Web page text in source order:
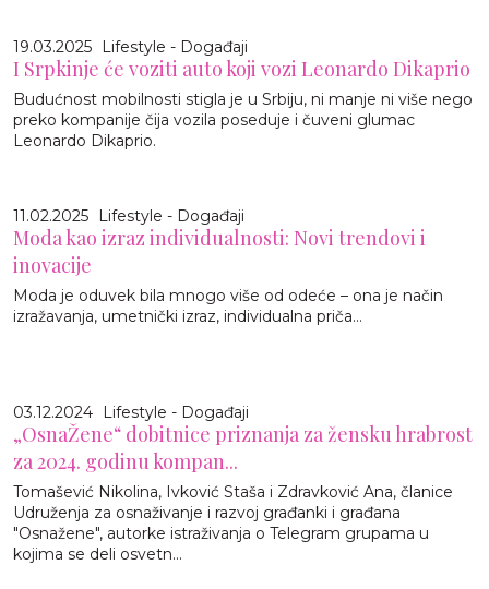
19.03.2025 Lifestyle - Događaji
I Srpkinje će voziti auto koji vozi Leonardo Dikaprio
Budućnost mobilnosti stigla je u Srbiju, ni manje ni više nego
preko kompanije čija vozila poseduje i čuveni glumac
Leonardo Dikaprio.
11.02.2025 Lifestyle - Događaji
Moda kao izraz individualnosti: Novi trendovi i
inovacije
Moda je oduvek bila mnogo više od odeće – ona je način
izražavanja, umetnički izraz, individualna priča…
03.12.2024 Lifestyle - Događaji
„OsnaŽene“ dobitnice priznanja za žensku hrabrost
za 2024. godinu kompan...
Tomašević Nikolina, Ivković Staša i Zdravković Ana, članice
Udruženja za osnaživanje i razvoj građanki i građana
"Osnažene", autorke istraživanja o Telegram grupama u
kojima se deli osvetn...